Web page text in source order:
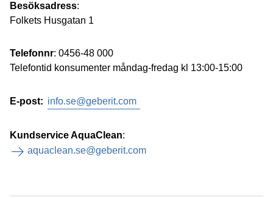
Besöksadress:
Folkets Husgatan 1
Telefonnr: 0456-48 000
Telefontid konsumenter måndag-fredag kl 13:00-15:00
E-post: info.se@geberit.com
Kundservice AquaClean:
aquaclean.se@geberit.com